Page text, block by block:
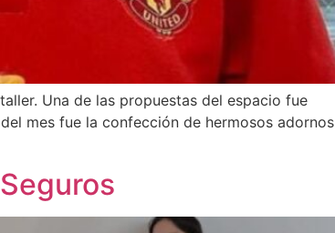
Una de las propuestas del espacio fue
mes fue la confección de hermosos adornos